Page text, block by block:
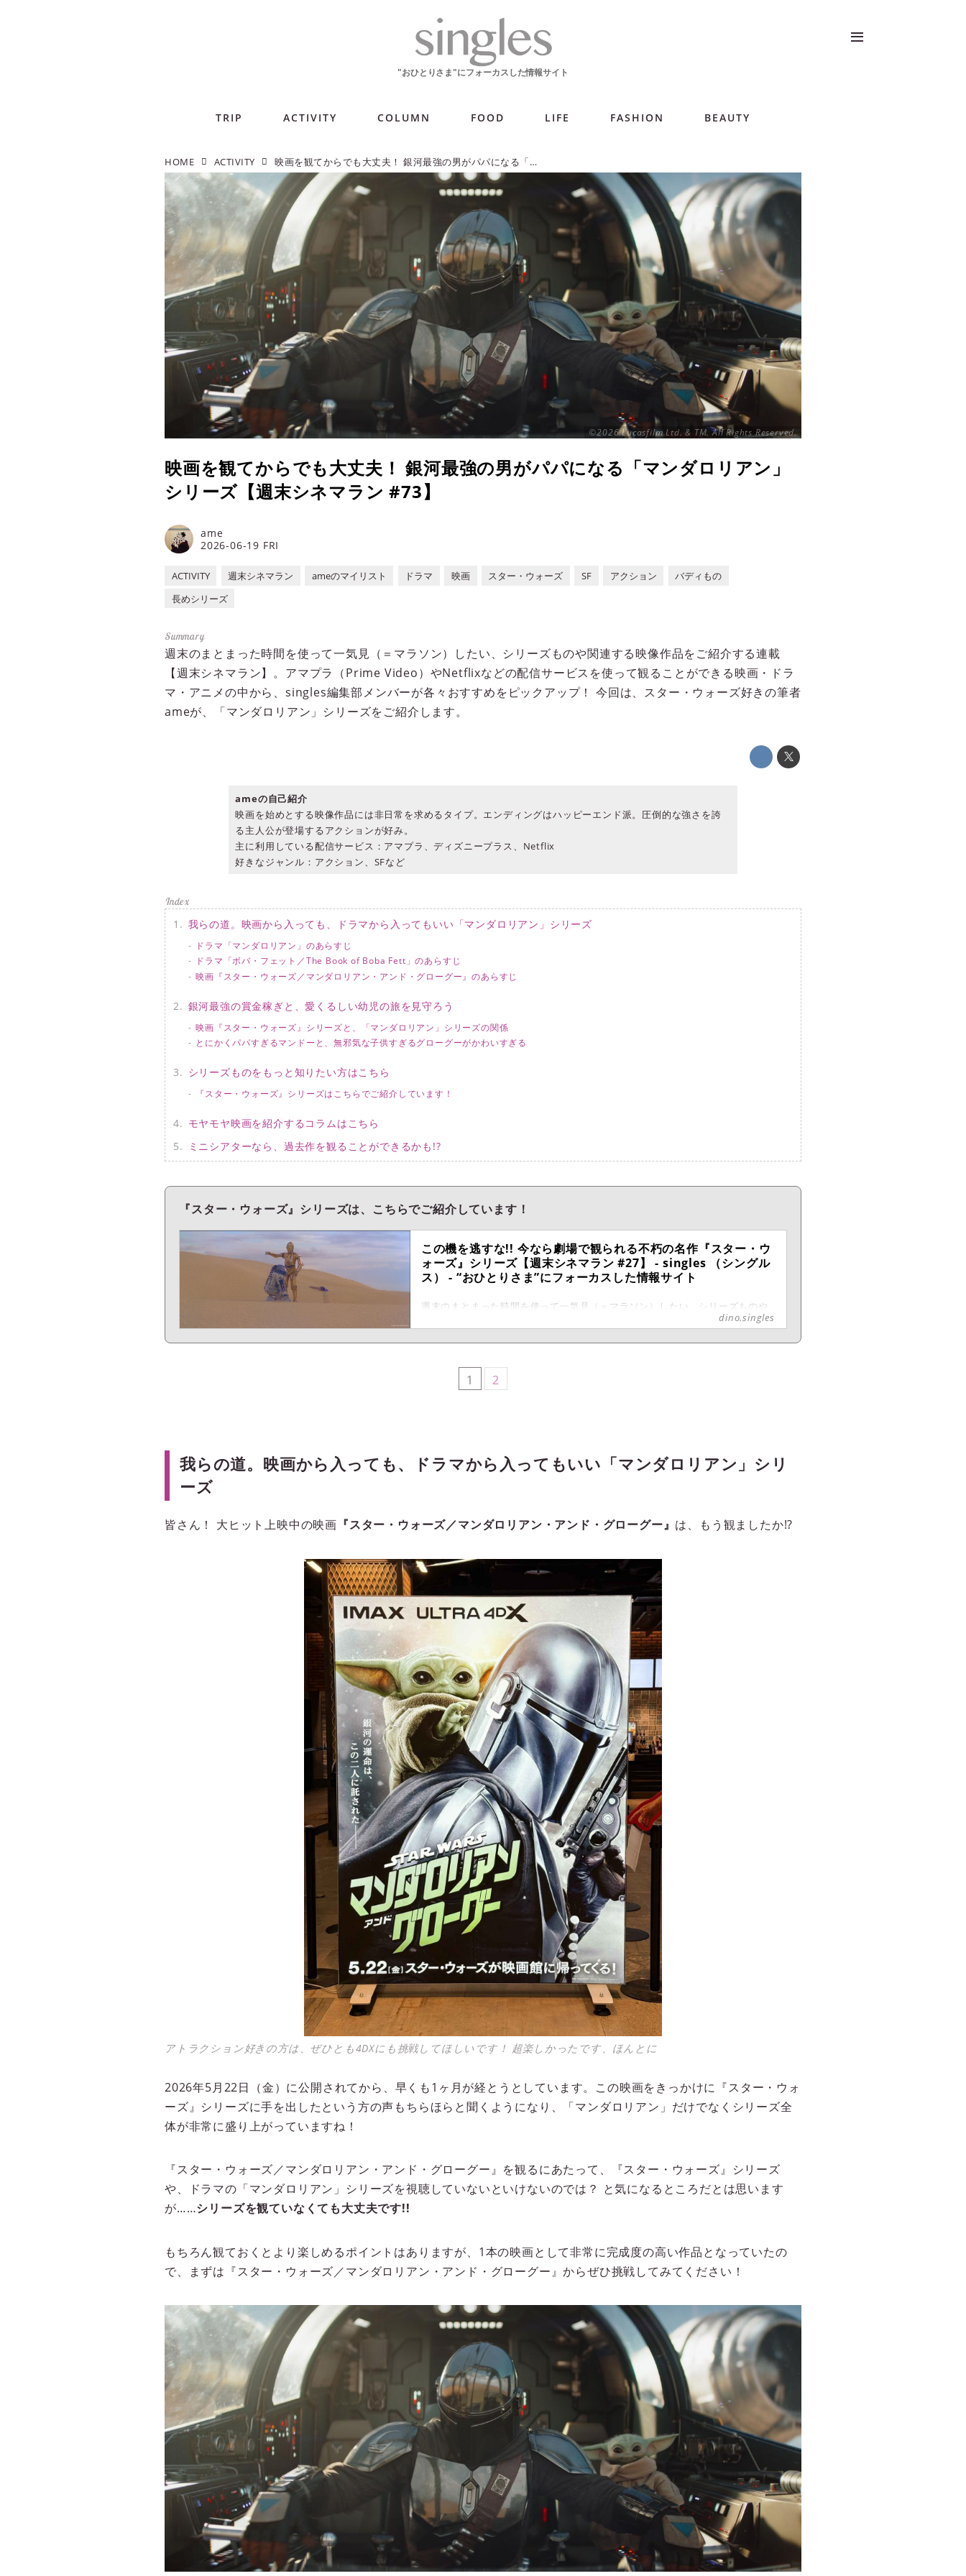
TRIP ACTIVITY COLUMN FOOD LIFE FASHION BEAUTY
HOME ACTIVITY 映画を観てからでも大丈夫！ 銀河最強の男がパパになる「マンダロリアン」シリーズ【週末シネマラン #73】
©2026 Lucasfilm Ltd. & TM. All Rights Reserved.
映画を観てからでも大丈夫！ 銀河最強の男がパパになる「マンダロリアン」
シリーズ【週末シネマラン #73】
2026-06-19 FRI
ame
ACTIVITY 週末シネマラン ameのマイリスト ドラマ 映画 スター・ウォーズ SF アクション
バディもの
長めシリーズ
週末のまとまった時間を使って一気見（＝マラソン）したい、シリーズものや関連する映像作品をご紹介する連載
【週末シネマラン】。アマプラ（Prime Video）やNetflixなどの配信サービスを使って観ることができる映画・ドラ
マ・アニメの中から、singles編集部メンバーが各々おすすめをピックアップ！ 今回は、スター・ウォーズ好きの筆者
ameが、「マンダロリアン」シリーズをご紹介します。
ameの自己紹介
映画を始めとする映像作品には非日常を求めるタイプ。エンディングはハッピーエンド派。圧倒的な強さを誇
る主人公が登場するアクションが好み。
主に利用している配信サービス：アマプラ、ディズニープラス、Netflix
好きなジャンル：アクション、SFなど
我らの道。映画から入っても、ドラマから入ってもいい「マンダロリアン」シリーズ
ドラマ「マンダロリアン」のあらすじ
ドラマ「ボバ・フェット／The Book of Boba Fett」のあらすじ
映画『スター・ウォーズ／マンダロリアン・アンド・グローグー』のあらすじ
銀河最強の賞金稼ぎと、愛くるしい幼児の旅を見守ろう
映画『スター・ウォーズ』シリーズと、「マンダロリアン」シリーズの関係
とにかくパパすぎるマンドーと、無邪気な子供すぎるグローグーがかわいすぎる
シリーズものをもっと知りたい方はこちら
『スター・ウォーズ』シリーズはこちらでご紹介しています！
モヤモヤ映画を紹介するコラムはこちら
ミニシアターなら、過去作を観ることができるかも!?
『スター・ウォーズ』シリーズは、こちらでご紹介しています！
この機を逃すな!! 今なら劇場で観られる不朽の名作『スター・ウ
ォーズ』シリーズ【週末シネマラン #27】 - singles （シングル
ス） - “おひとりさま”にフォーカスした情報サイト
週末のまとまった時間を使って一気見（＝マラソン）したい、シリーズものや
関連する映像作品をご紹介する連載【週末シネマラン】。アマプラ（Prime
マ・アニメの中から、singles編集部メンバーが各々おすすめをピックアップ！
BB-8が大好きな筆者ameが、『スター・ウォーズ』シリーズをご紹介します。
dino.singles
1 2
我らの道。映画から入っても、ドラマから入ってもいい「マンダロリアン」シリ
ーズ
皆さん！ 大ヒット上映中の映画 『スター・ウォーズ／マンダロリアン・アンド・グローグー』 は、もう観ましたか!?
アトラクション好きの方は、ぜひとも4DXにも挑戦してほしいです！ 超楽しかったです、ほんとに
2026年5月22日（金）に公開されてから、早くも1ヶ月が経とうとしています。この映画をきっかけに『スター・ウォ
ーズ』シリーズに手を出したという方の声もちらほらと聞くようになり、「マンダロリアン」だけでなくシリーズ全
体が非常に盛り上がっていますね！
『スター・ウォーズ／マンダロリアン・アンド・グローグー』を観るにあたって、『スター・ウォーズ』シリーズ
や、ドラマの「マンダロリアン」シリーズを視聴していないといけないのでは？ と気になるところだとは思います
が……シリーズを観ていなくても大丈夫です!!
もちろん観ておくとより楽しめるポイントはありますが、1本の映画として非常に完成度の高い作品となっていたの
で、まずは『スター・ウォーズ／マンダロリアン・アンド・グローグー』からぜひ挑戦してみてください！